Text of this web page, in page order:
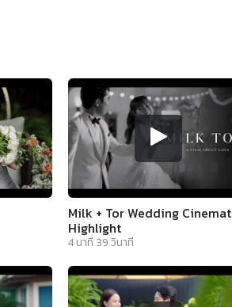
Milk + Tor Wedding
Highlight
4นาที 39วินาที